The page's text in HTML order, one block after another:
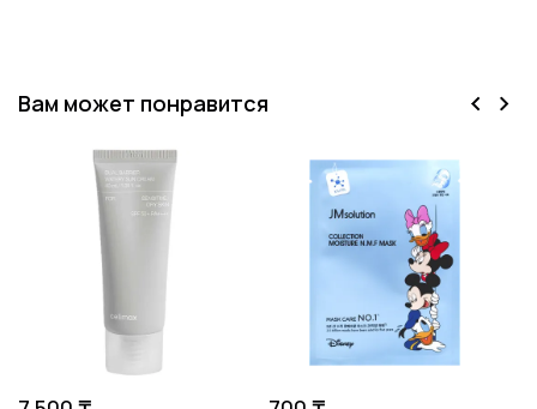
Вам может понравится